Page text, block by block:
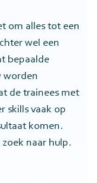
om alles tot een
wel een
bepaalde
worden
de trainees met
skills vaak op
komen.
naar hulp.